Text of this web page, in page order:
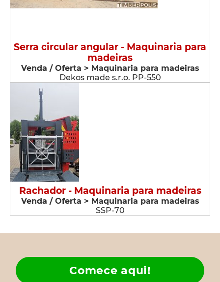
Serra circular angular - Maquinaria para
madeiras
Venda / Oferta > Maquinaria para madeiras
Dekos made s.r.o. PP-550
Rachador - Maquinaria para madeiras
Venda / Oferta > Maquinaria para madeiras
SSP-70
Comece aqui!